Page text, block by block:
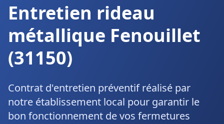
Entretien rideau
métallique Fenouillet
(31150)
Contrat d'entretien préventif réalisé par
notre établissement local pour garantir le
bon fonctionnement de vos fermetures